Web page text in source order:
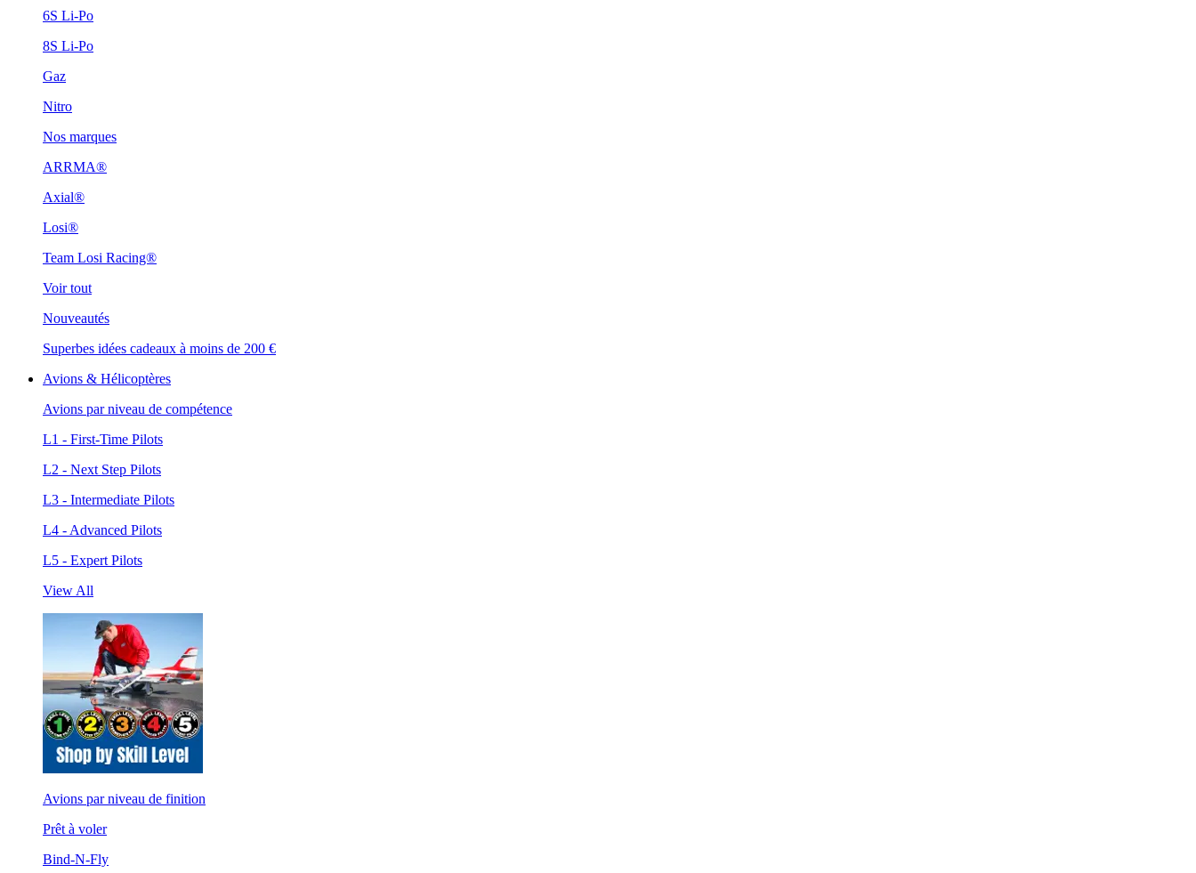
6S Li-Po
8S Li-Po
Gaz
Nitro
Nos marques
ARRMA®
Axial®
Losi®
Team Losi Racing®
Voir tout
Nouveautés
Superbes idées cadeaux à moins de 200 €
Avions & Hélicoptères
Avions par niveau de compétence
L1 - First-Time Pilots
L2 - Next Step Pilots
L3 - Intermediate Pilots
L4 - Advanced Pilots
L5 - Expert Pilots
View All
Avions par niveau de finition
Prêt à voler
Bind-N-Fly